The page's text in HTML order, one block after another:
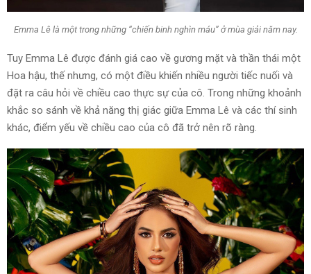
Emma Lê là một trong những “chiến binh nghìn máu” ở mùa giải năm nay.
Tuy Emma Lê được đánh giá cao về gương mặt và thần thái một
Hoa hậu, thế nhưng, có một điều khiến nhiều người tiếc nuối và
đặt ra câu hỏi về chiều cao thực sự của cô. Trong những khoảnh
khắc so sánh về khả năng thị giác giữa Emma Lê và các thí sinh
khác, điểm yếu về chiều cao của cô đã trở nên rõ ràng.